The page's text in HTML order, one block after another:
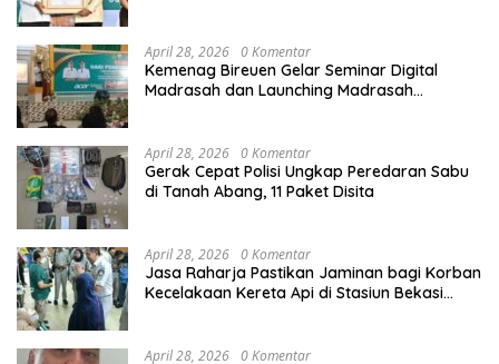
April 28, 2026 0 Komentar
Kemenag Bireuen Gelar Seminar Digital
Madrasah dan Launching Madrasah
April 28, 2026 0 Komentar
Gerak Cepat Polisi Ungkap Peredaran Sabu
di Tanah Abang, 11 Paket Disita
April 28, 2026 0 Komentar
Jasa Raharja Pastikan Jaminan bagi Korban
Kecelakaan Kereta Api di Stasiun Bekasi
April 28, 2026 0 Komentar